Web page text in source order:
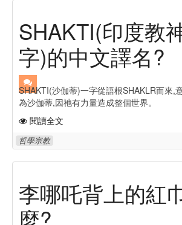
SHAKTI(印度教
字)的中文譯名?
SHAKTI(沙伽蒂)一字從語根SHAKLR而來,
為沙伽蒂,因祂有力量造成整個世界。
閱讀全文
哲學宗教
李哪吒背上的紅
麼?